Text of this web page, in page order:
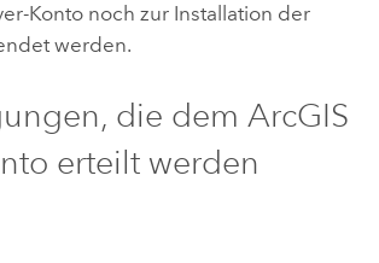
-Konto noch zur Installation der
werden.
die dem ArcGIS
erteilt werden